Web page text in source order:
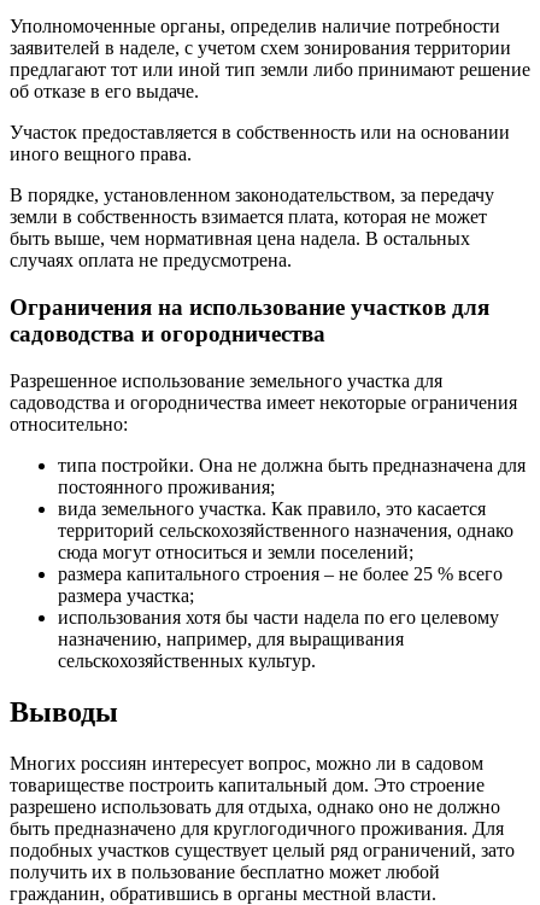
Уполномоченные органы, определив наличие потребности
заявителей в наделе, с учетом схем зонирования территории
предлагают тот или иной тип земли либо принимают решение
об отказе в его выдаче.
Участок предоставляется в собственность или на основании
иного вещного права.
В порядке, установленном законодательством, за передачу
земли в собственность взимается плата, которая не может
быть выше, чем нормативная цена надела. В остальных
случаях оплата не предусмотрена.
Ограничения на использование участков для
садоводства и огородничества
Разрешенное использование земельного участка для
садоводства и огородничества имеет некоторые ограничения
относительно:
типа постройки. Она не должна быть предназначена для
постоянного проживания;
вида земельного участка. Как правило, это касается
территорий сельскохозяйственного назначения, однако
сюда могут относиться и земли поселений;
размера капитального строения – не более 25 % всего
размера участка;
использования хотя бы части надела по его целевому
назначению, например, для выращивания
сельскохозяйственных культур.
Выводы
Многих россиян интересует вопрос, можно ли в садовом
товариществе построить капитальный дом. Это строение
разрешено использовать для отдыха, однако оно не должно
быть предназначено для круглогодичного проживания. Для
подобных участков существует целый ряд ограничений, зато
получить их в пользование бесплатно может любой
гражданин, обратившись в органы местной власти.